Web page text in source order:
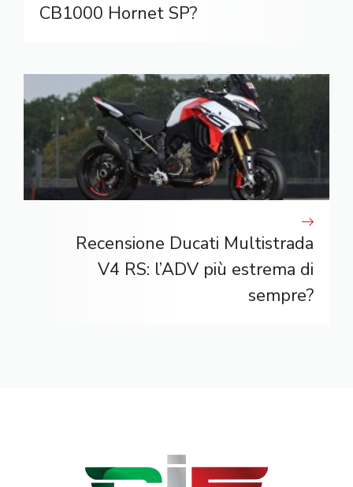
CB1000 Hornet SP?
Recensione Ducati Multistrada
V4 RS: l’ADV più estrema di
sempre?